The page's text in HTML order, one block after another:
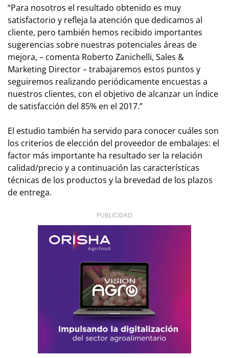
“Para nosotros el resultado obtenido es muy
satisfactorio y refleja la atención que dedicamos al
cliente, pero también hemos recibido importantes
sugerencias sobre nuestras potenciales áreas de
mejora, – comenta Roberto Zanichelli, Sales &
Marketing Director – trabajaremos estos puntos y
seguiremos realizando periódicamente encuestas a
nuestros clientes, con el objetivo de alcanzar un índice
de satisfacción del 85% en el 2017.”
El estudio también ha servido para conocer cuáles son
los criterios de elección del proveedor de embalajes: el
factor más importante ha resultado ser la relación
calidad/precio y a continuación las características
técnicas de los productos y la brevedad de los plazos
de entrega.
PUBLICIDAD